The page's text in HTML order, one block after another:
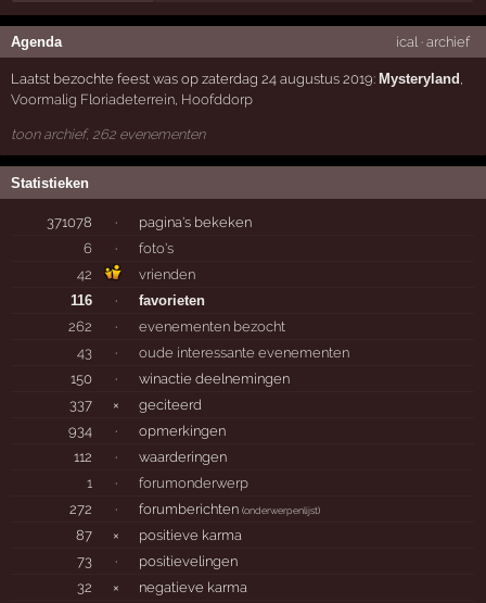
Agenda ical · archief
Laatst bezochte feest was op zaterdag 24 augustus 2019: Mysteryland ,
Voormalig Floriadeterrein, Hoofddorp
toon archief, 262 evenementen
Statistieken
371078 ·
pagina's bekeken
6
·
foto's
42
vrienden
116
·
favorieten
262
·
evenementen bezocht
43
·
oude interessante evenementen
150
·
winactie deelnemingen
337
×
geciteerd
934
·
opmerkingen
112
·
waarderingen
1
·
forumonderwerp
272
· forumberichten(onderwerpenlijst)
87 ×
positieve karma
73
·
positievelingen
32
×
negatieve karma